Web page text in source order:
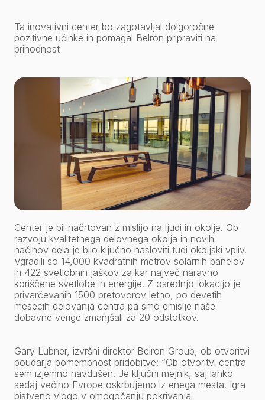
Ta inovativni center bo zagotavljal dolgoročne
pozitivne učinke in pomagal Belron pripraviti na
prihodnost
Center je bil načrtovan z mislijo na ljudi in okolje. Ob
razvoju kvalitetnega delovnega okolja in novih
načinov dela je bilo ključno nasloviti tudi okoljski vpliv.
Vgradili so 14,000 kvadratnih metrov solarnih panelov
in 422 svetlobnih jaškov za kar največ naravno
koriščene svetlobe in energije. Z osrednjo lokacijo je
privarčevanih 1500 pretovorov letno, po devetih
mesecih delovanja centra pa smo emisije naše
dobavne verige zmanjšali za 20 odstotkov.
Gary Lubner, izvršni direktor Belron Group, ob otvoritvi
poudarja pomembnost pridobitve: “Ob otvoritvi centra
sem izjemno navdušen. Je ključni mejnik, saj lahko
sedaj večino Evrope oskrbujemo iz enega mesta. Igra
bistveno vlogo v omogočanju pokrivanja